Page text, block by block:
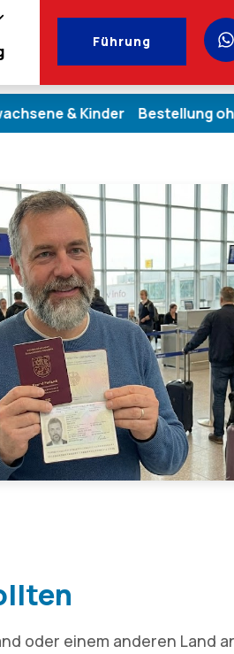
Führung
Bestellung ohne Stress
oder einem anderen Land